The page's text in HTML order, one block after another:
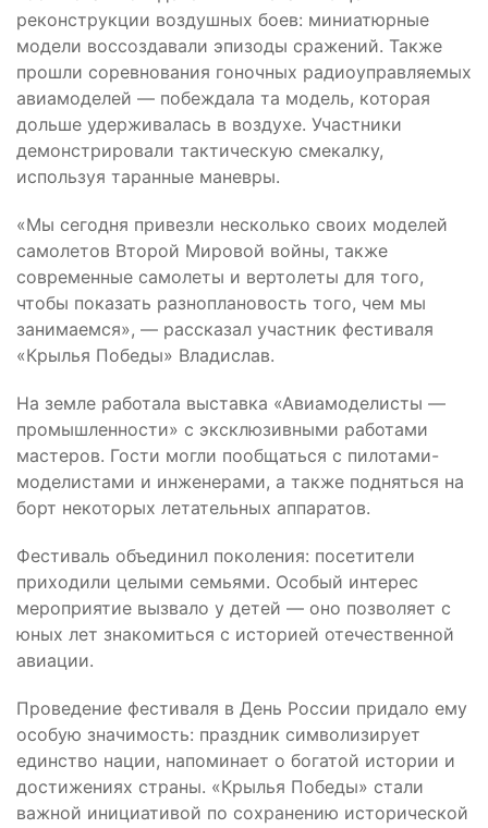
реконструкции воздушных боев: миниатюрные
модели воссоздавали эпизоды сражений. Также
прошли соревнования гоночных радиоуправляемых
авиамоделей — побеждала та модель, которая
дольше удерживалась в воздухе. Участники
демонстрировали тактическую смекалку,
используя таранные маневры.
«Мы сегодня привезли несколько своих моделей
самолетов Второй Мировой войны, также
современные самолеты и вертолеты для того,
чтобы показать разноплановость того, чем мы
занимаемся», — рассказал участник фестиваля
«Крылья Победы» Владислав.
На земле работала выставка «Авиамоделисты —
промышленности» с эксклюзивными работами
мастеров. Гости могли пообщаться с пилотами-
моделистами и инженерами, а также подняться на
борт некоторых летательных аппаратов.
Фестиваль объединил поколения: посетители
приходили целыми семьями. Особый интерес
мероприятие вызвало у детей — оно позволяет с
юных лет знакомиться с историей отечественной
авиации.
Проведение фестиваля в День России придало ему
особую значимость: праздник символизирует
единство нации, напоминает о богатой истории и
достижениях страны. «Крылья Победы» стали
важной инициативой по сохранению исторической